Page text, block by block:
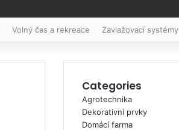
Volný čas a rekreace Zavlažovací systémy
Categories
Agrotechnika
Dekorativní prvky
Domácí farma